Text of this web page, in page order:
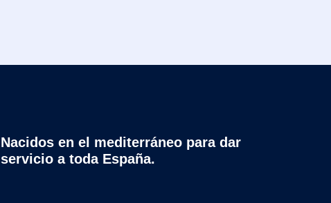
Nacidos en el mediterráneo para dar
servicio a toda España.